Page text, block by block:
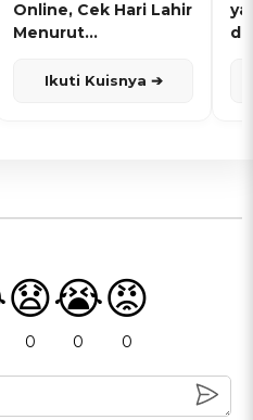
Online, Cek Hari Lahir
Menurut
Ikuti Kuisnya ➔
😧
0
😭
0
😡
0